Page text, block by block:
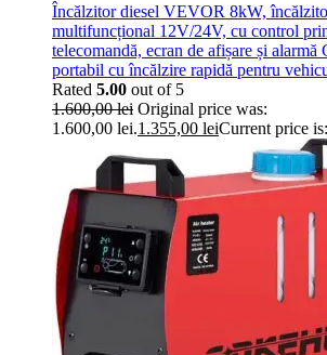
Încălzitor diesel VEVOR 8kW,
multifuncțional 12V/24V, cu control
telecomandă, ecran de afișare și
portabil cu încălzire rapidă pentru
Rated 5.00 out of 5
1.600,00lei Original price was:
1.600,00 lei.1.355,00 leiCurrent price